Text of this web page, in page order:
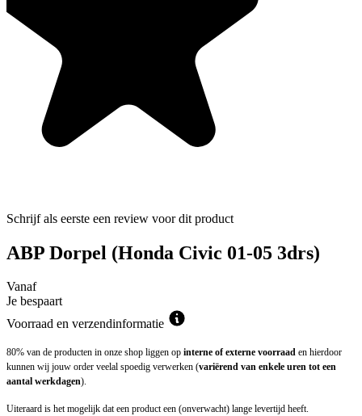
Schrijf als eerste een review voor dit product
ABP Dorpel (Honda Civic 01-05 3drs)
Vanaf
Je bespaart
Voorraad en verzendinformatie
80% van de producten in onze shop liggen op interne of externe voorraad en hierdoor
kunnen wij jouw order veelal spoedig verwerken (variërend van enkele uren tot een
aantal werkdagen).
Uiteraard is het mogelijk dat een product een (onverwacht) lange levertijd heeft.